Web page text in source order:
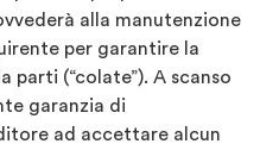
alla manutenzione
per garantire la
parti (“colate”). A scanso
garanzia di
ad accettare alcun